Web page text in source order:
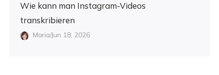
Wie kann man Instagram-Videos
transkribieren
Maria/Jun 18, 2026